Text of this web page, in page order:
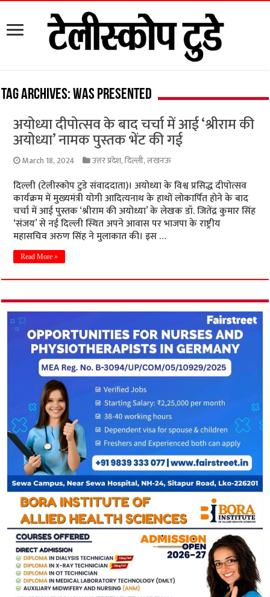
Tag Archives:was presented
अयोध्या दीपोत्सव के बाद चर्चा में आई ‘श्रीराम की
अयोध्या’ नामक पुस्तक भेंट की गई
March 18, 2024 उत्तर प्रदेश,दिल्ली,लखनऊ
दिल्ली (टेलीस्कोप टुडे संवाददाता)। अयोध्या के विश्व प्रसिद्ध दीपोत्सव
कार्यक्रम में मुख्यमंत्री योगी आदित्यनाथ के हाथों लोकार्पित होने के बाद
चर्चा में आई पुस्तक ‘श्रीराम की अयोध्या’ के लेखक डॉ. जितेंद्र कुमार सिंह
‘संजय’ से नई दिल्ली स्थित अपने आवास पर भाजपा के राष्ट्रीय
महासचिव अरुण सिंह ने मुलाकात की। इस …
Read More »